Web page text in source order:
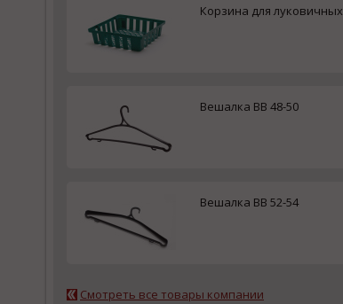
Корзина для луковичных
Вешалка ВВ 48-50
Вешалка ВВ 52-54
Смотреть все товары компании